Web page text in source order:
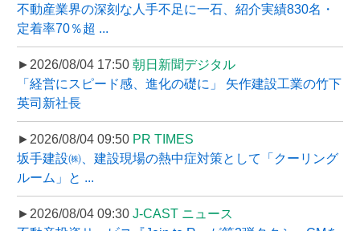
不動産業界の深刻な人手不足に一石、紹介実績830名・
定着率70％超 ...
►2026/08/04 17:50 朝日新聞デジタル
「経営にスピード感、進化の礎に」 矢作建設工業の竹下
英司新社長
►2026/08/04 09:50 PR TIMES
坂手建設㈱、建設現場の熱中症対策として「クーリング
ルーム」と ...
►2026/08/04 09:30 J-CAST ニュース